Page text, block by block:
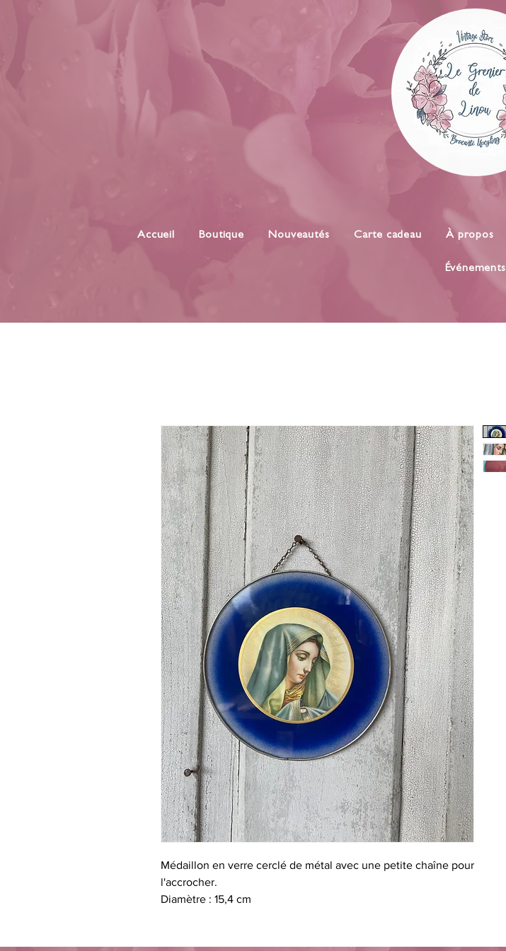
Accueil Boutique Nouveautés Carte cadeau À propos
Événements
Médaillon en verre cerclé de métal avec une petite chaîne pour
l'accrocher.
Diamètre : 15,4 cm